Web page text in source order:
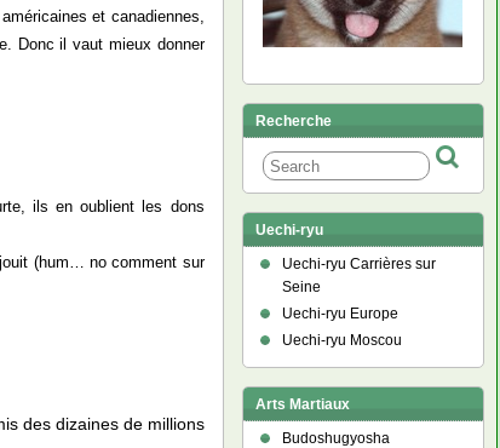
et canadiennes,
Donc il vaut mieux donner
ils en oublient les dons
(hum… no comment sur
des dizaines de millions
Recherche
Uechi-ryu
Uechi-ryu Carrières sur
Seine
Uechi-ryu Europe
Uechi-ryu Moscou
Arts Martiaux
Budoshugyosha